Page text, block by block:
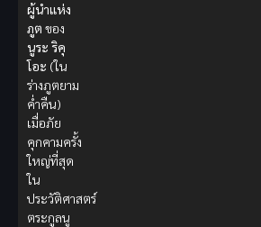
ผู้นำแห่ง
ภูต ของ
นูระ ริคุ
โอะ (ใน
ร่างภูตยาม
ค่ำคืน)
เมื่อภัย
คุกคามครั้ง
ใหญ่ที่สุด
ใน
ประวัติศาสตร์
ตระกูลนู